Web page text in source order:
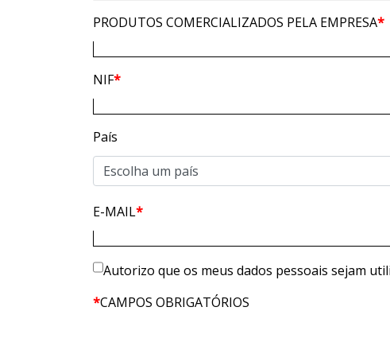
PRODUTOS COMERCIALIZADOS PELA EMPRESA*
NIF*
País
E-MAIL*
Autorizo que os meus dados pessoais sejam
*CAMPOS OBRIGATÓRIOS